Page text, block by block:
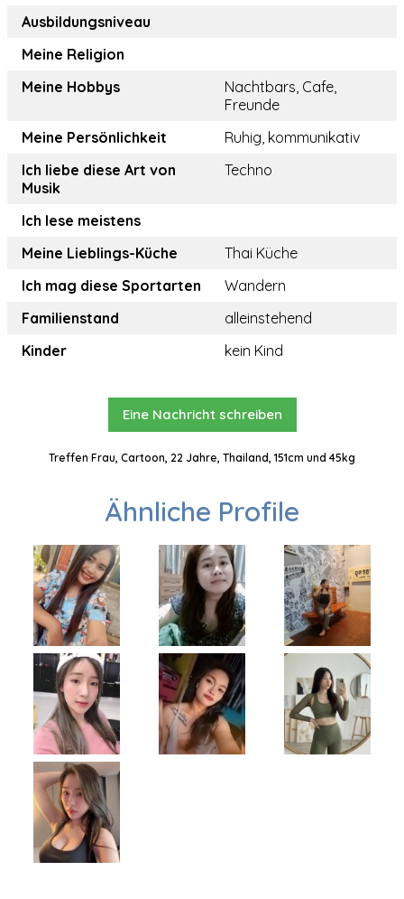
Ausbildungsniveau
Meine Religion
Meine Hobbys
Nachtbars, Cafe,
Freunde
Meine Persönlichkeit
Ruhig, kommunikativ
Ich liebe diese Art von
Musik
Techno
Ich lese meistens
Meine Lieblings-Küche
Thai Küche
Ich mag diese Sportarten
Wandern
Familienstand
alleinstehend
Kinder
kein Kind
Eine Nachricht schreiben
Treffen Frau, Cartoon, 22 Jahre, Thailand, 151cm und 45kg
Ähnliche Profile